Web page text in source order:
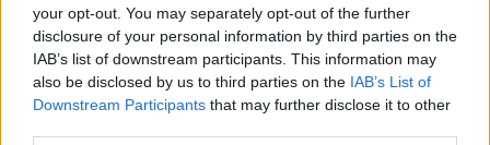
your opt-out. You may separately opt-out of the further
disclosure of your personal information by third parties on the
IAB’s list of downstream participants. This information may
also be disclosed by us to third parties on the IAB’s List of
Downstream Participants that may further disclose it to other
compresse a 4 strati
10x10 cm
bustina da 5 pezzi
assorbenza alta
protezione medicazioni
garza sterile